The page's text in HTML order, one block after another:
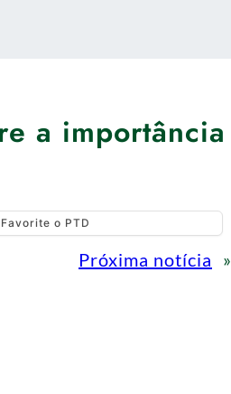
a importância
Favorite o PTD
Próxima notícia »